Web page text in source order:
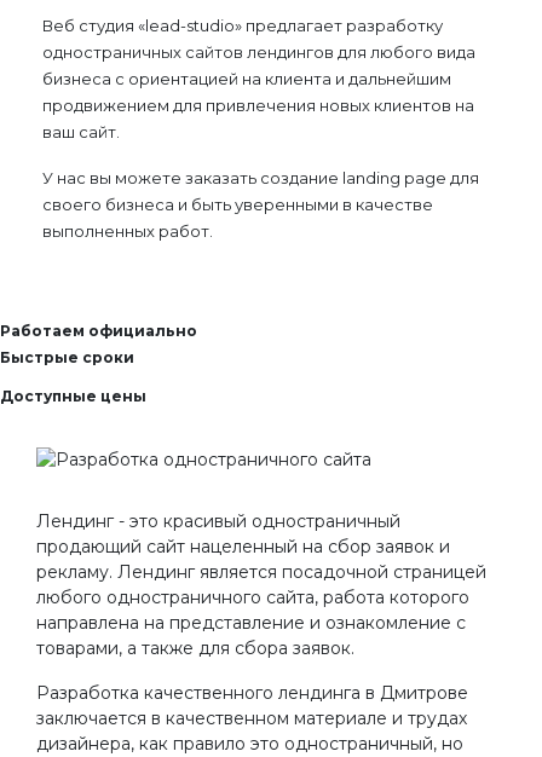
Веб студия «lead-studio» предлагает разработку
одностраничных сайтов лендингов для любого вида
бизнеса с ориентацией на клиента и дальнейшим
продвижением для привлечения новых клиентов на
ваш сайт.
У нас вы можете заказать создание landing page для
своего бизнеса и быть уверенными в качестве
выполненных работ.
Работаем официально
Быстрые сроки
Доступные цены
Лендинг - это красивый одностраничный
продающий сайт нацеленный на сбор заявок и
рекламу. Лендинг является посадочной страницей
любого одностраничного сайта, работа которого
направлена на представление и ознакомление с
товарами, а также для сбора заявок.
Разработка качественного лендинга в Дмитрове
заключается в качественном материале и трудах
дизайнера, как правило это одностраничный, но